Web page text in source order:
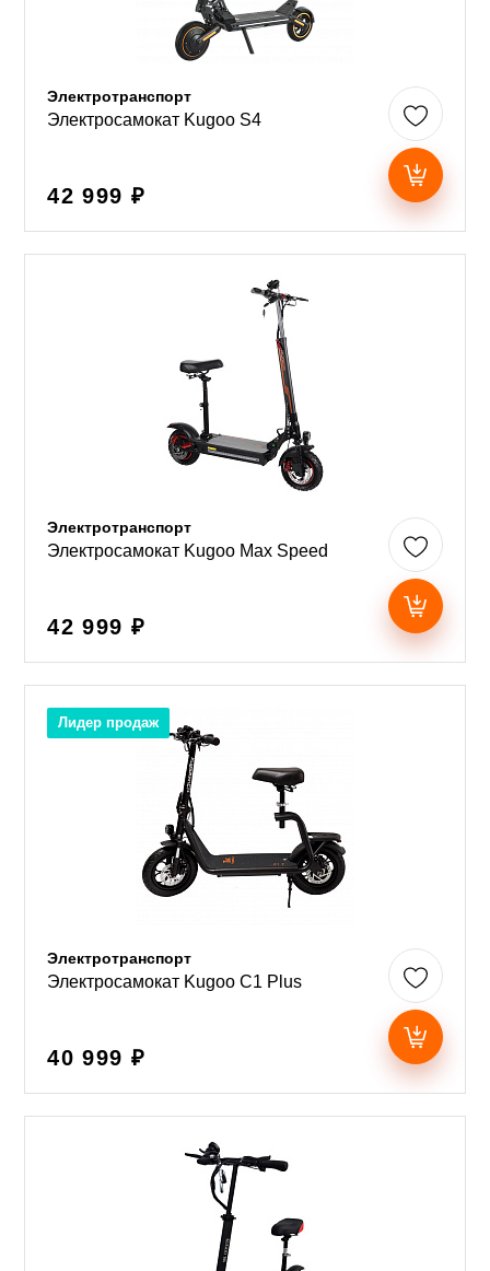
Электротранспорт
Электросамокат Kugoo S4
42 999 ₽
Электротранспорт
Электросамокат Kugoo Max Speed
42 999 ₽
Лидер продаж
Электротранспорт
Электросамокат Kugoo C1 Plus
40 999 ₽